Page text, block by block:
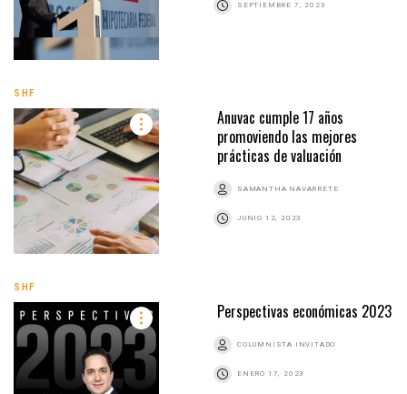
SEPTIEMBRE 7, 2023
SHF
Anuvac cumple 17 años
promoviendo las mejores
prácticas de valuación
SAMANTHA NAVARRETE
JUNIO 12, 2023
SHF
Perspectivas económicas 2023
COLUMNISTA INVITADO
ENERO 17, 2023